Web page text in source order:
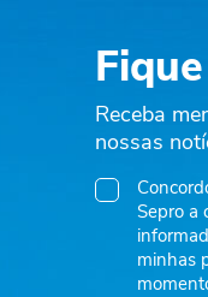
Receba
nossas
Sepro a
minhas